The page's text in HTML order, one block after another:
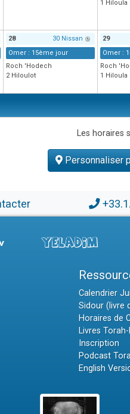
1 Hiloula
28
30 Nissan
Omer : 15ème jour
Roch 'Hodech
2 Hiloulot
29
Omer :
Roch
1 Hiloula
Les horaires
Personnaliser
Calendrier
Sidour (livre
Horaires de
Livres
Inscription
Podcast
English